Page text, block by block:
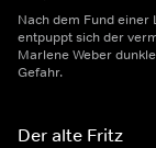
Nach dem Fund
entpuppt sich der
Marlene Weber
Gefahr.
Der alte Fritz